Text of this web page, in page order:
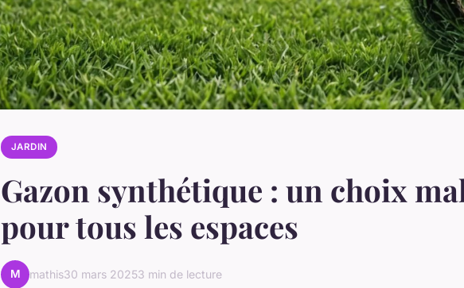
JARDIN
Gazon synthétique : un choix
pour tous les espaces
M mathis30 mars 20253 min de lecture